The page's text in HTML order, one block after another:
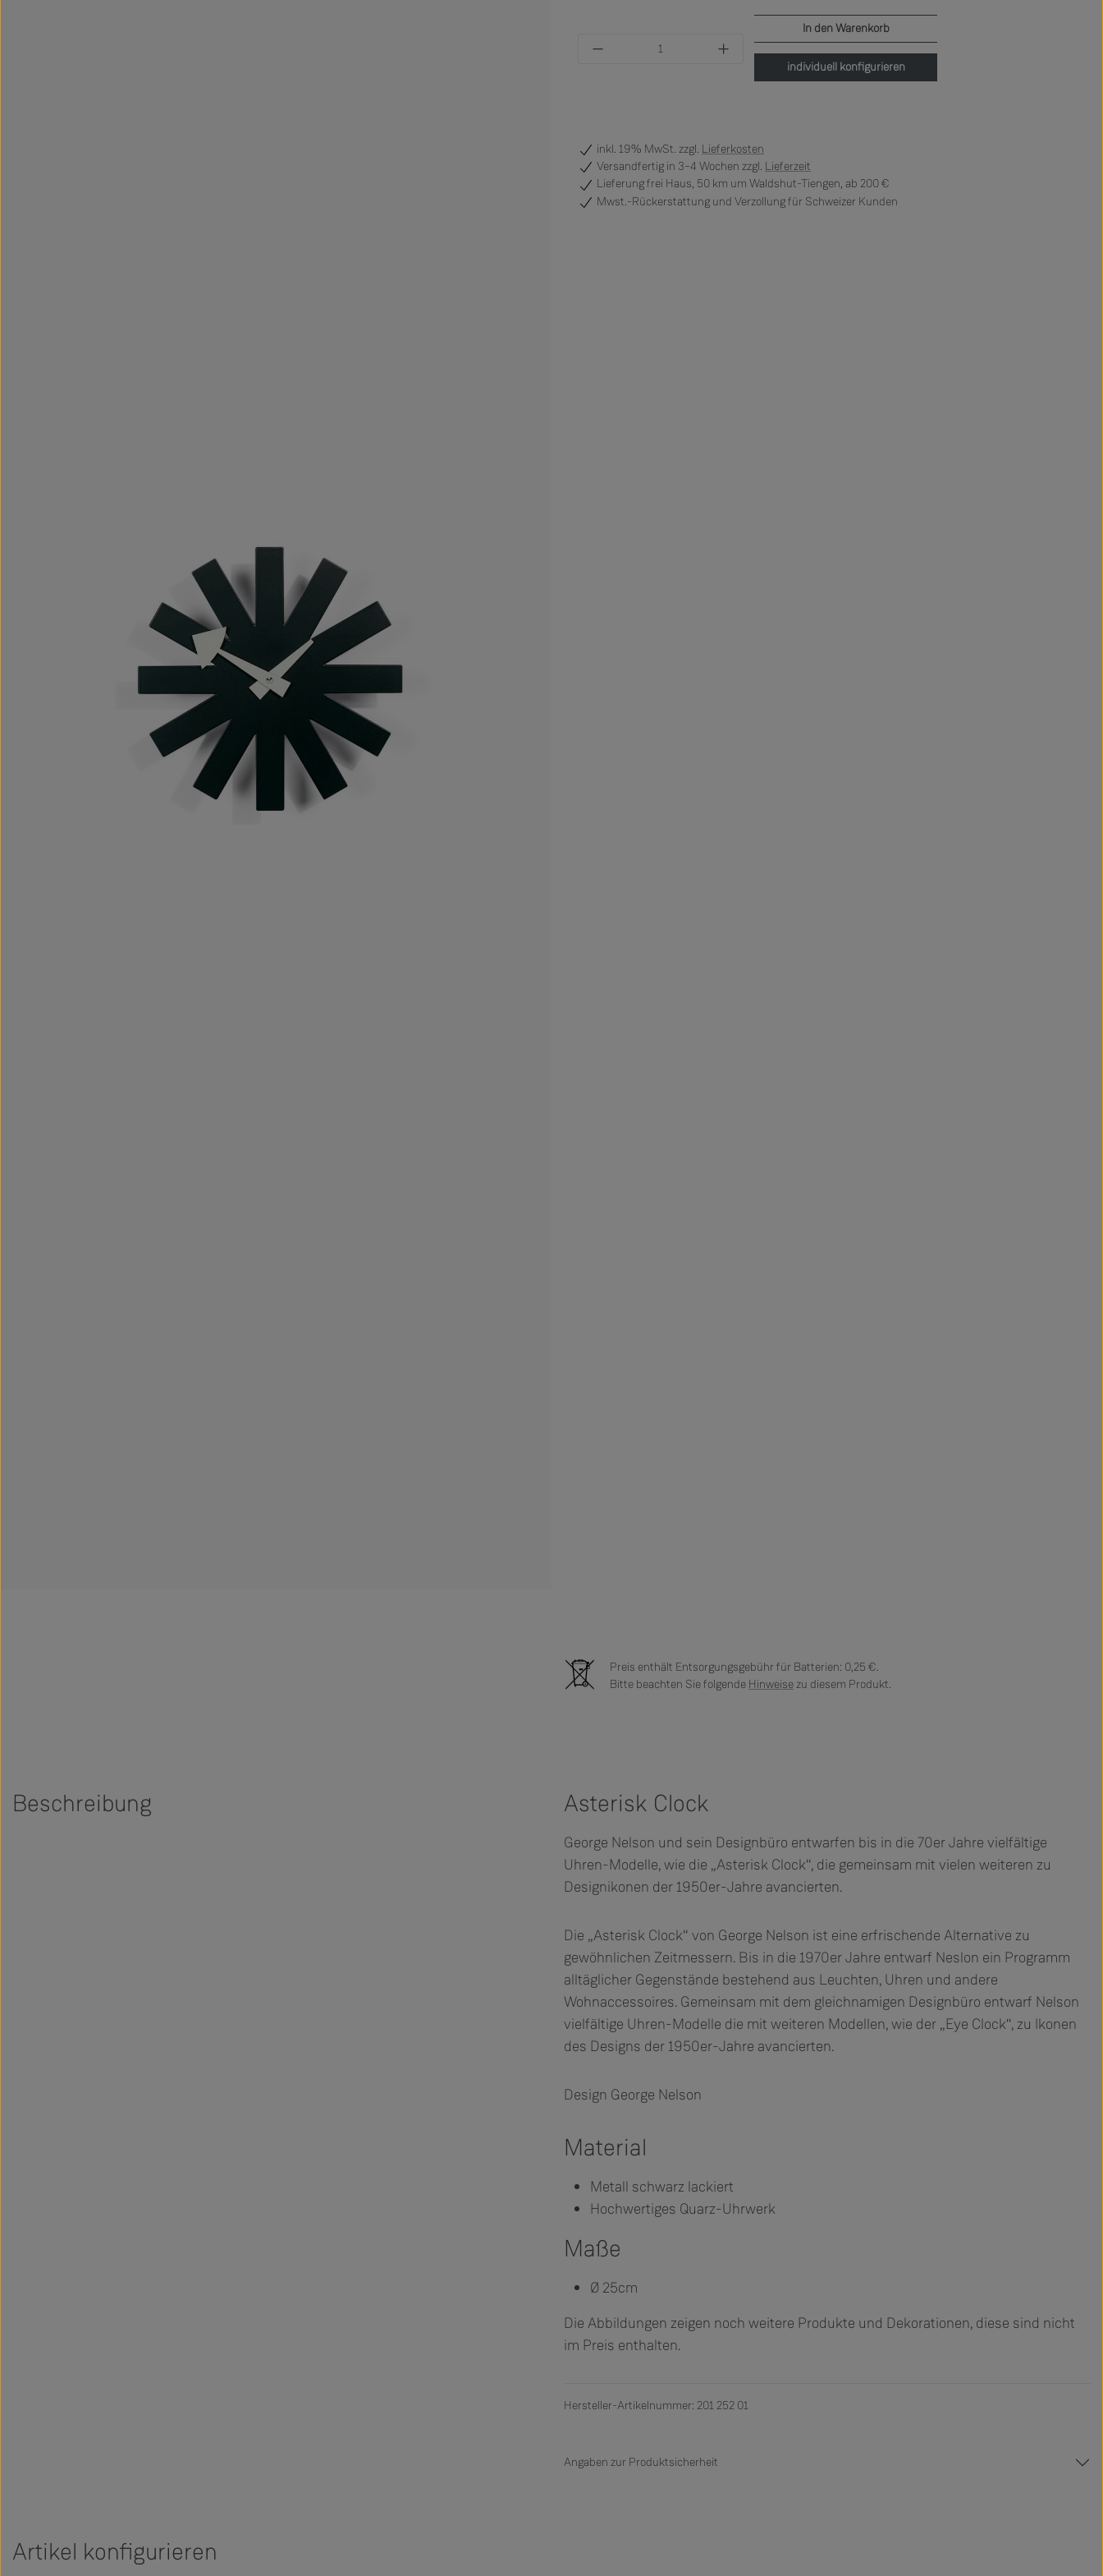
Produkt Anzahl: Gib den gewünschten Wert ein oder
In den Warenkorb
individuell konfigurieren
inkl. 19% MwSt. zzgl. Lieferkosten
Versandfertig in 3–4 Wochen zzgl. Lieferzeit
Lieferung frei Haus, 50 km um Waldshut-Tiengen, ab 200 €
Mwst.-Rückerstattung und Verzollung für Schweizer Kunden
Preis enthält Entsorgungsgebühr für Batterien: 0,25 €.
Bitte beachten Sie folgende Hinweisezu diesem Produkt.
Beschreibung Asterisk Clock
George Nelson und sein Designbüro entwarfen bis in die 70er Jahre vielfältige
Uhren-Modelle, wie die „Asterisk Clock“, die gemeinsam mit vielen weiteren zu
Designikonen der 1950er-Jahre avancierten.
Die „Asterisk Clock“ von George Nelson ist eine erfrischende Alternative zu
gewöhnlichen Zeitmessern. Bis in die 1970er Jahre entwarf Neslon ein Programm
alltäglicher Gegenstände bestehend aus Leuchten, Uhren und andere
Wohnaccessoires. Gemeinsam mit dem gleichnamigen Designbüro entwarf Nelson
vielfältige Uhren-Modelle die mit weiteren Modellen, wie der „Eye Clock“, zu Ikonen
des Designs der 1950er-Jahre avancierten.
Design George Nelson
Material
Metall schwarz lackiert
Hochwertiges Quarz-Uhrwerk
Maße
Ø 25cm
Die Abbildungen zeigen noch weitere Produkte und Dekorationen, diese sind nicht
im Preis enthalten.
Hersteller-Artikelnummer: 201 252 01
Angaben zur Produktsicherheit
Artikel konfigurieren